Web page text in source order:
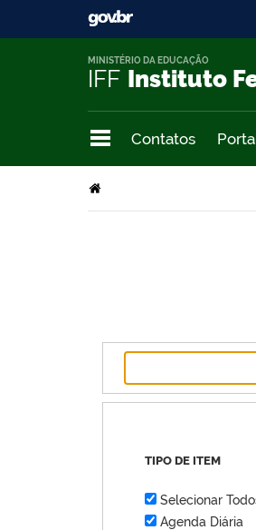
IFF Instituto
MINISTÉRIO DA EDUCAÇÃO
Contatos
TIPO DE ITEM
Selecionar
Agenda Diária